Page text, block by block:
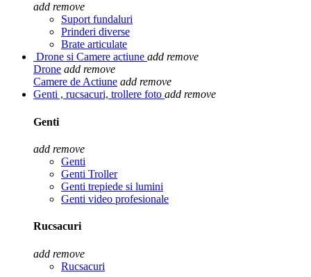
add remove
Suport fundaluri
Prinderi diverse
Brate articulate
Drone si Camere actiune add remove
Drone add remove
Camere de Actiune add remove
Genti , rucsacuri, trollere foto add remove
Genti
add remove
Genti
Genti Troller
Genti trepiede si lumini
Genti video profesionale
Rucsacuri
add remove
Rucsacuri